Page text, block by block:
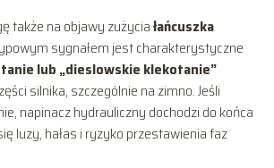
także na objawy zużyciałańcuszka
sygnałem jest charakterystyczne
lub „dieslowskie klekotanie”
silnika, szczególnie na zimno. Jeśli
napinacz hydrauliczny dochodzi do końca
luzy, hałas i ryzyko przestawienia faz